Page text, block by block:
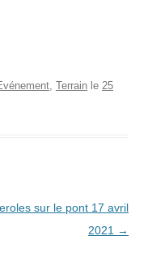
, Terrain le 25
sur le pont 17 avril
2021 →